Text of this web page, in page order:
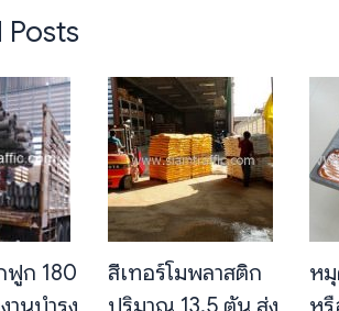
Posts
ฟูก 180
สีเทอร์โมพลาสติก
ห